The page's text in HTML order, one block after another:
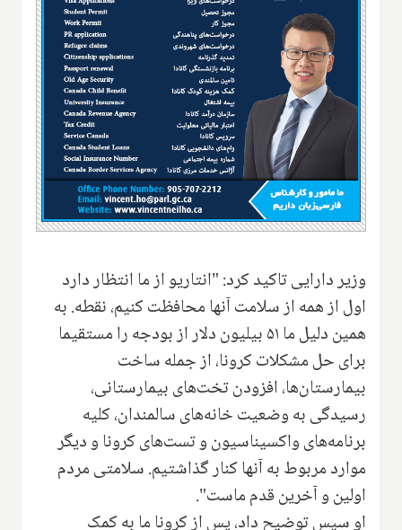
وزیر دارایی تاکید کرد: "انتاریو از ما انتظار دارد
اول از همه از سلامت آنها محافظت کنیم، نقطه. به
همین دلیل ما ۵۱ بیلیون دلار از بودجه را مستقیما
برای حل مشکلات کرونا، از جمله ساخت
بیمارستان‌ها، افزودن تخت‌های بیمارستانی،
رسیدگی به وضعیت خانه‌های سالمندان، کلیه
برنامه‌های واکسیناسیون و تست‌های کرونا و دیگر
موارد مربوط به آنها کنار گذاشتیم. سلامتی مردم
اولین و آخرین قدم ماست".
او سپس توضیح داد، پس از کرونا ما به کمک